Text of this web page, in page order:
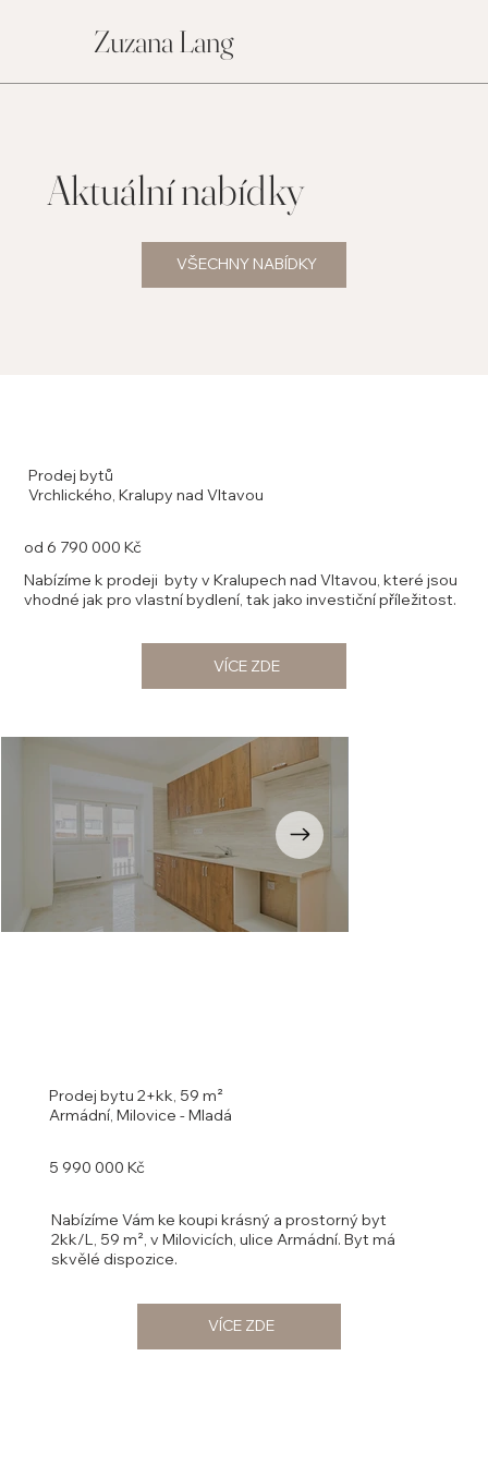
Zuzana Lang
Aktuální nabídky
VŠECHNY NABÍDKY
Prodej bytů
Vrchlického, Kralupy nad Vltavou
od 6 790 000 Kč
Nabízíme k prodeji byty v Kralupech nad Vltavou, které jsou
vhodné jak pro vlastní bydlení, tak jako investiční příležitost.
VÍCE ZDE
Prodej bytu 2+kk, 59 m²
Armádní, Milovice - Mladá
5 990 000 Kč
Nabízíme Vám ke koupi krásný a prostorný byt
2kk/L, 59 m², v Milovicích, ulice Armádní. Byt má
skvělé dispozice.
VÍCE ZDE